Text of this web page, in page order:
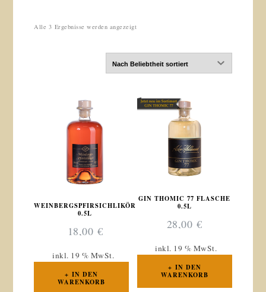
Alle 3 Ergebnisse werden angezeigtNach
WEINBERGSPFIRSICHLIKÖR
0.5L
18,00 €
inkl. 19 % MwSt.
IN DEN
WARENKORB
GIN THOMIC 77 FLASCHE
0.5L
28,00 €
inkl. 19 % MwSt.
IN DEN
WARENKORB